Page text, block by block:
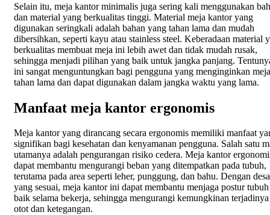
Selain itu, meja kantor minimalis juga sering kali menggunakan
dan material yang berkualitas tinggi. Material meja kantor yang
digunakan seringkali adalah bahan yang tahan lama dan mudah
dibersihkan, seperti kayu atau stainless steel. Keberadaan material
berkualitas membuat meja ini lebih awet dan tidak mudah rusak,
sehingga menjadi pilihan yang baik untuk jangka panjang.
ini sangat menguntungkan bagi pengguna yang menginginkan
tahan lama dan dapat digunakan dalam jangka waktu yang lama.
Manfaat meja kantor ergonomis
Meja kantor yang dirancang secara ergonomis memiliki manfaat
signifikan bagi kesehatan dan kenyamanan pengguna. Salah satu
utamanya adalah pengurangan risiko cedera. Meja kantor
dapat membantu mengurangi beban yang ditempatkan pada tubuh,
terutama pada area seperti leher, punggung, dan bahu. Dengan
yang sesuai, meja kantor ini dapat membantu menjaga postur
baik selama bekerja, sehingga mengurangi kemungkinan
otot dan ketegangan.